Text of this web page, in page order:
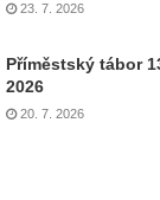
23. 7. 2026
Příměstský tábor
2026
20. 7. 2026